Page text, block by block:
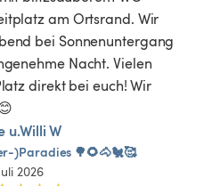
am Ortsrand. Wir
bei Sonnenuntergang
Nacht. Vielen
direkt bei euch! Wir
u.Willi W
)Paradies 🌳🌻🐴🐔🥰
2026